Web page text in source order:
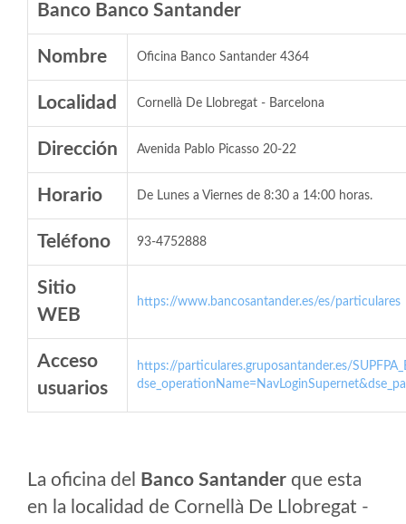
Banco Banco Santander
Nombre Oficina Banco Santander 4364
Localidad Cornellà De Llobregat - Barcelona
Dirección Avenida Pablo Picasso 20-22
Horario De Lunes a Viernes de 8:30 a 14:00 horas.
Teléfono 93-4752888
Sitio
WEB
https://www.bancosantander.es/es/particulares
Acceso
usuarios
https://particulares.gruposantander.es/
La oficina del Banco Santander que esta
en la localidad de Cornellà De Llobregat -